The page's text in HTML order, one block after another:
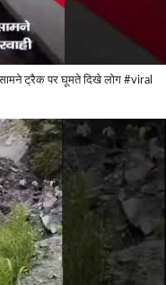
ट्रैक पर घूमते दिखे लोग #viral